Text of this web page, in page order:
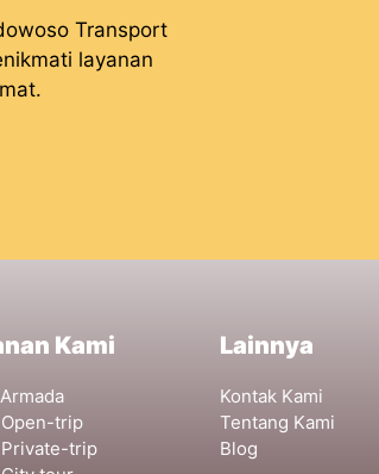
Transport
layanan
Kami
trip
trip
Lainnya
Kontak Kami
Tentang Kami
Blog